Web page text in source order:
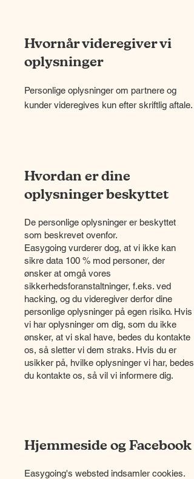
Hvornår videregiver vi
oplysninger
Personlige oplysninger om partnere og
kunder videregives kun efter skriftlig aftale.
Hvordan er dine
oplysninger beskyttet
De personlige oplysninger er beskyttet
som beskrevet ovenfor.
Easygoing vurderer dog, at vi ikke kan
sikre data 100 % mod personer, der
ønsker at omgå vores
sikkerhedsforanstaltninger, f.eks. ved
hacking, og du videregiver derfor dine
personlige oplysninger på egen risiko. Hvis
vi har oplysninger om dig, som du ikke
ønsker, at vi skal have, bedes du kontakte
os, så sletter vi dem straks. Hvis du er
usikker på, hvilke oplysninger vi har, bedes
du kontakte os, så vil vi informere dig.
Hjemmeside og Facebook
Easygoing's websted indsamler cookies.